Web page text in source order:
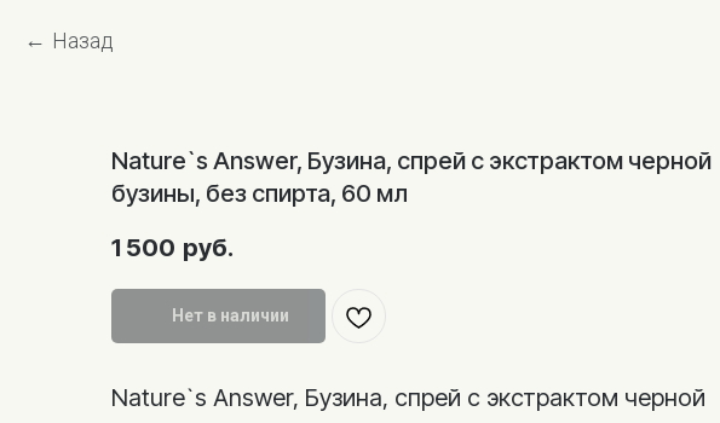
Назад
Nature`s Answer, Бузина, спрей с экстрактом черной
бузины, без спирта, 60 мл
1 500 руб.
Нет в наличии
Nature`s Answer, Бузина, спрей с экстрактом черной